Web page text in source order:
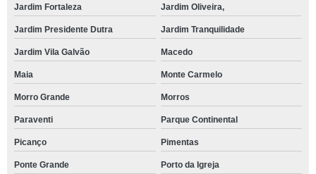
Jardim Fortaleza Jardim Oliveira,
Jardim Presidente Dutra Jardim Tranquilidade
Jardim Vila Galvão Macedo
Maia Monte Carmelo
Morro Grande Morros
Paraventi Parque Continental
Picanço Pimentas
Ponte Grande Porto da Igreja